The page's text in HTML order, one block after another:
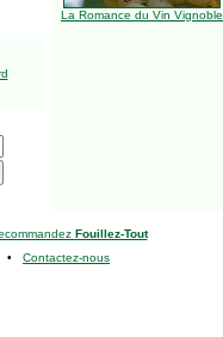
La Romance du Vin Vignoble
Fouillez-Tout
• Contactez-nous